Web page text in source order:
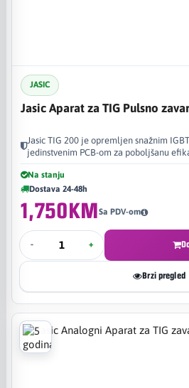
JASIC
Jasic Aparat za TIG Pulsno
Jasic TIG 200 je opremljen snažnim
jedinstvenim PCB-om za poboljšanu
Na stanju
Dostava 24-48h
1,750KMSa PDV-om
- +
Brzi pregled